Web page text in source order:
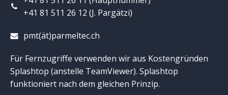
+41 81 511 26 12 (J. Pargätzi)
pmt(ät)parmeltec.ch
Für Fernzugriffe verwenden wir aus Kostengründen
Splashtop (anstelle TeamViewer). Splashtop
funktioniert nach dem gleichen Prinzip.